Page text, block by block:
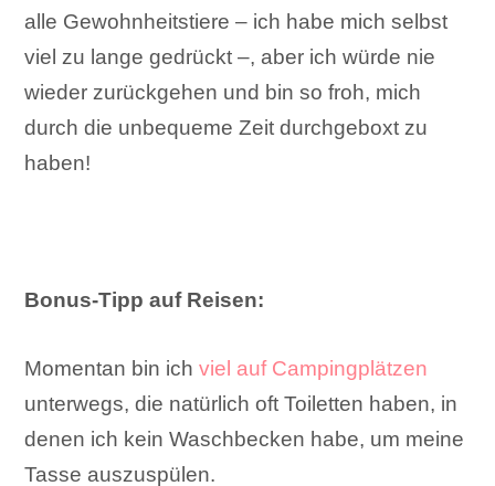
alle Gewohnheitstiere – ich habe mich selbst
viel zu lange gedrückt –, aber ich würde nie
wieder zurückgehen und bin so froh, mich
durch die unbequeme Zeit durchgeboxt zu
haben!
Bonus-Tipp auf Reisen:
Momentan bin ichviel auf Campingplätzen
unterwegs, die natürlich oft Toiletten haben, in
denen ich kein Waschbecken habe, um meine
Tasse auszuspülen.